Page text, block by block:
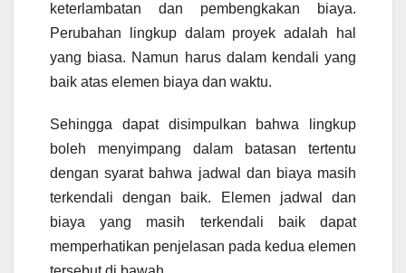
keterlambatan dan pembengkakan biaya.
Perubahan lingkup dalam proyek adalah hal
yang biasa. Namun harus dalam kendali yang
baik atas elemen biaya dan waktu.
Sehingga dapat disimpulkan bahwa lingkup
boleh menyimpang dalam batasan tertentu
dengan syarat bahwa jadwal dan biaya masih
terkendali dengan baik. Elemen jadwal dan
biaya yang masih terkendali baik dapat
memperhatikan penjelasan pada kedua elemen